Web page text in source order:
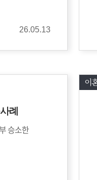
26.05.13
례
승소한
이